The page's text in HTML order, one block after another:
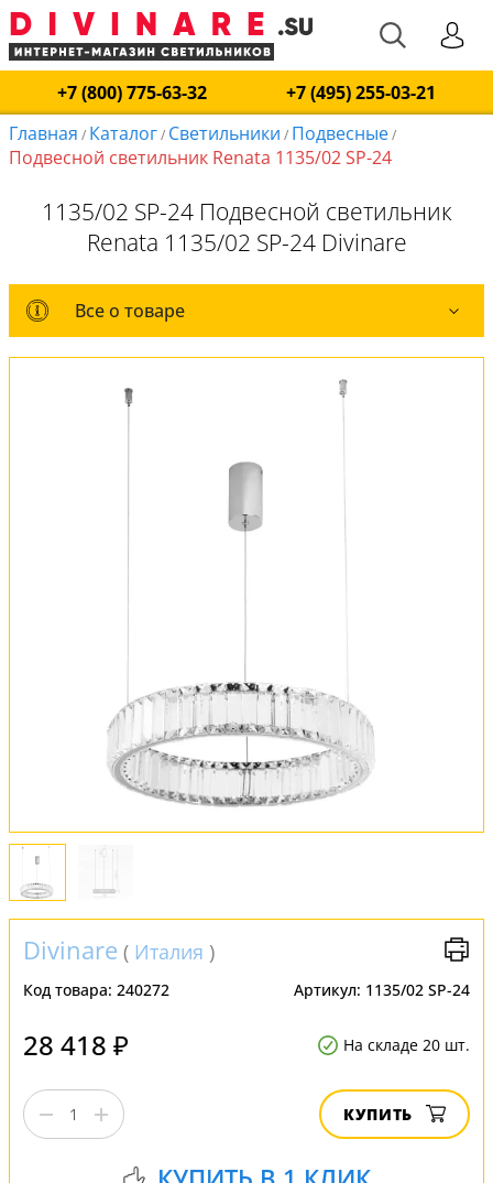
+7 (800) 775-63-32
+7 (495) 255-03-21
Главная / Каталог/ Светильники / Подвесные/
Подвесной светильник Renata 1135/02 SP-24
1135/02 SP-24 Подвесной светильник
Renata 1135/02 SP-24 Divinare
Все о товаре
Все о товаре
Оплата и доставка
Отзывы
Divinare ( Италия )
Код товара: 240272 Артикул: 1135/02 SP-24
28 418 ₽ На складе 20 шт.
КУПИТЬ